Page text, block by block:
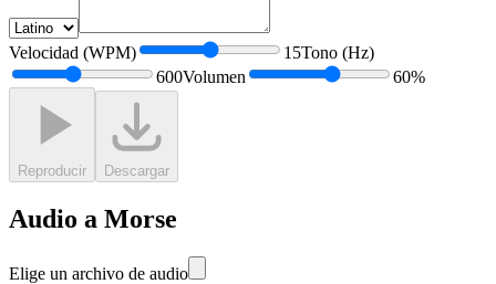
Velocidad (WPM) 15Tono (Hz)
600Volumen 60%
Reproducir Descargar
Audio a Morse
Elige un archivo de audio